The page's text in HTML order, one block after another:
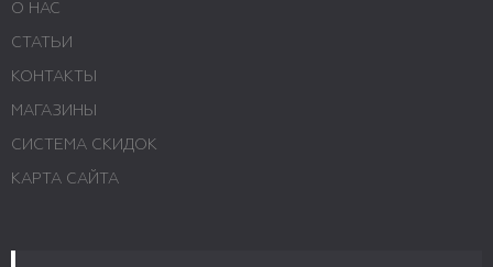
О НАС
СТАТЬИ
КОНТАКТЫ
МАГАЗИНЫ
СИСТЕМА СКИДОК
КАРТА САЙТА